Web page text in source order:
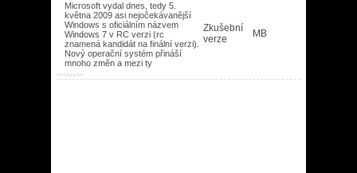
Microsoft vydal dnes, tedy 5.
května 2009 asi nejočekávanější
Windows s oficiálním názvem
Windows 7 v RC verzi (rc
znamená kandidát na finální verzi).
Nový operační systém přináší
mnoho změn a mezi ty
XP/Vista/XP/
Zkušební
verze
MB